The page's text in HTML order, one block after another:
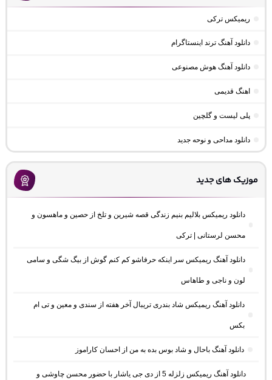
ریمیکس ترکی
دانلود آهنگ ترند اینستاگرام
دانلود آهنگ هوش مصنوعی
اهنگ قدیمی
پلی لیست و گلچین
دانلود مداحی و نوحه جدید
موزیک های جدید
دانلود ریمیکس بلالیم بنیم زندگی قصه شیرین و تلخ از حصین و ماهسون و
محسن لرستانی | ترکی
دانلود آهنگ ریمیکس سر اینکه حرفاشو کم کنم گوش از بیگ شگی و سامی
لون و ناجی و طاهاس
دانلود آهنگ ریمیکس شاد بندری تریبال آخر هفته از سندی و معین و تی ام
بکس
دانلود آهنگ باحال و شاد بوس بده به من از احسان کاراموز
دانلود آهنگ ریمیکس زلزله 5 از دی جی یاشار با حضور محسن چاوشی و